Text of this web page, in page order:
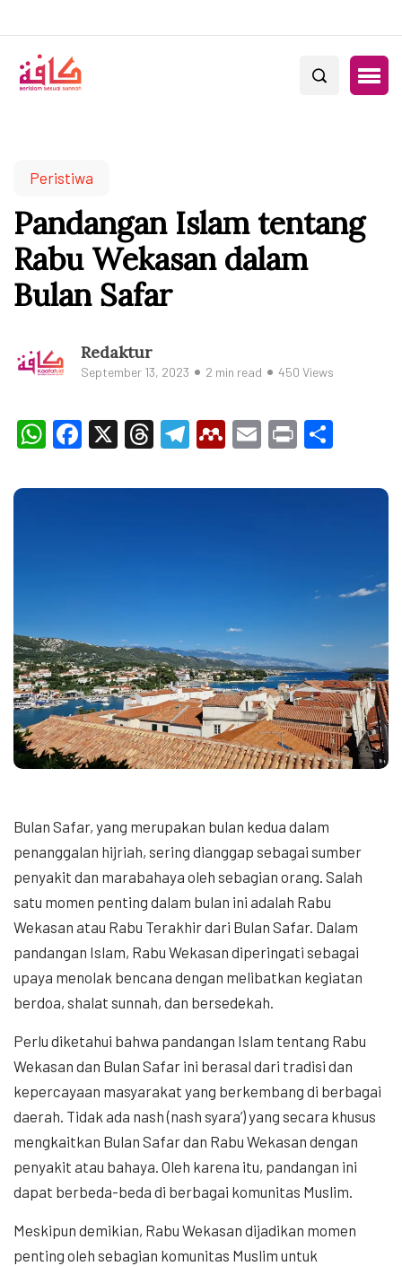
Peristiwa
Pandangan Islam tentang
Rabu Wekasan dalam
Bulan Safar
Redaktur
September 13, 2023 2 min read 450 Views
WhatsApp
Facebook
X Threads
Telegram
Mendeley
Email
Print
Bulan Safar, yang merupakan bulan kedua dalam
penanggalan hijriah, sering dianggap sebagai sumber
penyakit dan marabahaya oleh sebagian orang. Salah
satu momen penting dalam bulan ini adalah Rabu
Wekasan atau Rabu Terakhir dari Bulan Safar. Dalam
pandangan Islam, Rabu Wekasan diperingati sebagai
upaya menolak bencana dengan melibatkan kegiatan
berdoa, shalat sunnah, dan bersedekah.
Perlu diketahui bahwa pandangan Islam tentang Rabu
Wekasan dan Bulan Safar ini berasal dari tradisi dan
kepercayaan masyarakat yang berkembang di berbagai
daerah. Tidak ada nash (nash syara’) yang secara khusus
mengkaitkan Bulan Safar dan Rabu Wekasan dengan
penyakit atau bahaya. Oleh karena itu, pandangan ini
dapat berbeda-beda di berbagai komunitas Muslim.
Meskipun demikian, Rabu Wekasan dijadikan momen
penting oleh sebagian komunitas Muslim untuk